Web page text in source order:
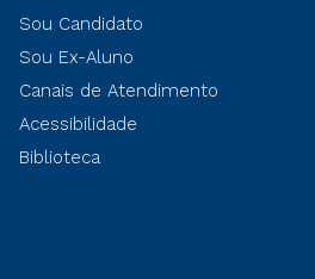
Sou Candidato
Sou Ex-Aluno
Canais de Atendimento
Acessibilidade
Biblioteca